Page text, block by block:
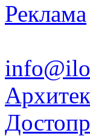
Реклама